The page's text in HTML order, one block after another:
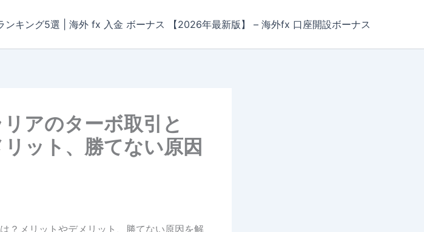
ンキング5選 | 海外 fx 入金 ボーナス 【2026年最新版】 – 海外fx 口座開設ボーナス
アのターボ取引と
ット、勝てない原因
？メリットやデメリット、勝てない原因を解